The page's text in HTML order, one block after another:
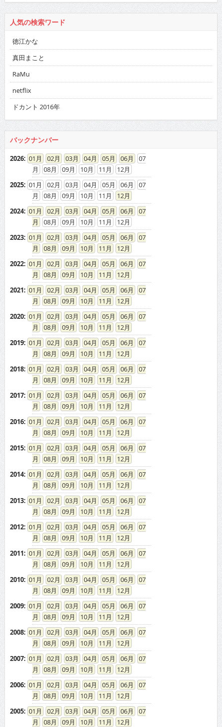
人気の検索ワード
徳江かな
真田まこと
RaMu
netflix
ドカント 2016年
バックナンバー
2026: 01 02 03 04 05 06
07
08
09 10 11
12
2025: 01 02 03 04 05 06
07
08
09 10 11
12
2024: 01 02 03 04 05 06
07
08
09 10 11
12
2023: 01 02 03 04 05 06
07
08
09 10 11
12
2022: 01 02 03 04 05 06
07
08
09 10 11
12
2021: 01 02 03 04 05 06
07
08
09 10 11
12
2020: 01 02 03 04 05 06
07
08
09 10 11
12
2019: 01 02 03 04 05 06
07
08
09 10 11
12
2018: 01 02 03 04 05 06
07
08
09 10 11
12
2017: 01 02 03 04 05 06
07
08
09 10 11
12
2016: 01 02 03 04 05 06
07
08
09 10 11
12
2015: 01 02 03 04 05 06
07
08
09 10 11
12
2014: 01 02 03 04 05 06
07
08
09 10 11
12
2013: 01 02 03 04 05 06
07
08
09 10 11
12
2012: 01 02 03 04 05 06
07
08
09 10 11
12
2011: 01 02 03 04 05 06
07
08
09 10 11
12
2010: 01 02 03 04 05 06
07
08
09 10 11
12
2009: 01 02 03 04 05 06
07
08
09 10 11
12
2008: 01 02 03 04 05 06
07
08
09 10 11
12
2007: 01 02 03 04 05 06
07
08
09 10 11
12
2006: 01 02 03 04 05 06
07
08
09 10 11
12
2005: 01 02 03 04 05 06
07
08
09 10 11
12